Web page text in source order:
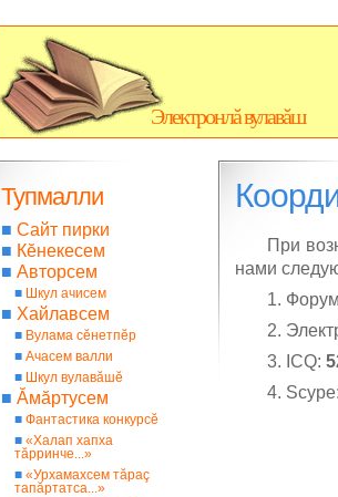
Электронлă вулавăш
При
нами
1.
2.
3. ICQ:
4. Scype:
Тупмалли
■ Сайт пирки
■ Кĕнекесем
■ Авторсем
■ Шкул ачисем
■ Хайлавсем
■ Вулама сĕнетпĕр
■ Ачасем валли
■ Шкул вулавăшĕ
■ Ăмăртусем
■ Фантастика конкурсĕ
■ «Халап хапха
тăрринче...»
■ «Урхамахсем тăраç
тапăртатса...»